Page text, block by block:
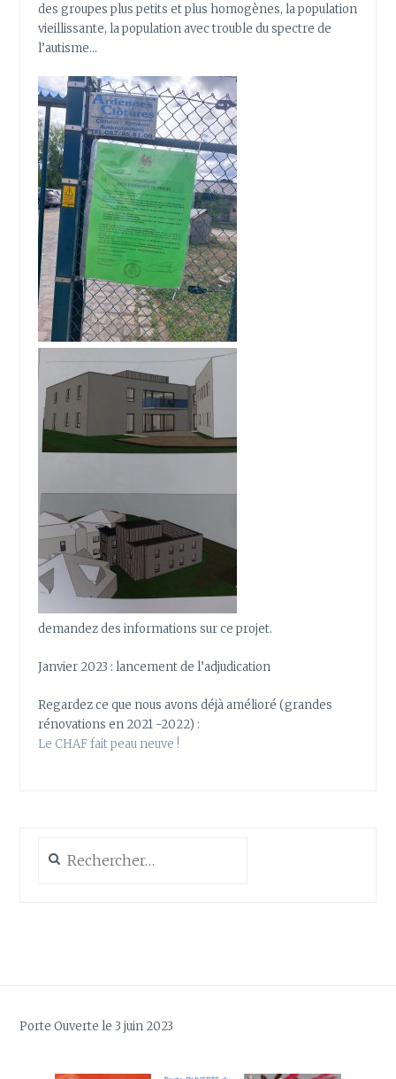
des groupes plus petits et plus homogènes, la population
vieillissante, la population avec trouble du spectre de
l’autisme…
demandez des informations sur ce projet.
Janvier 2023 : lancement de l’adjudication
Regardez ce que nous avons déjà amélioré (grandes
rénovations en 2021 -2022) :
Le CHAF fait peau neuve !
Porte Ouverte le 3 juin 2023